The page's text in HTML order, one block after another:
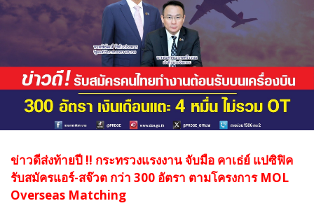
ข่าวดีส่งท้ายปี !! กระทรวงแรงงาน จับมือ คาเธ่ย์ แปซิฟิค
รับสมัครแอร์-สจ๊วต กว่า 300 อัตรา ตามโครงการ MOL
Overseas Matching